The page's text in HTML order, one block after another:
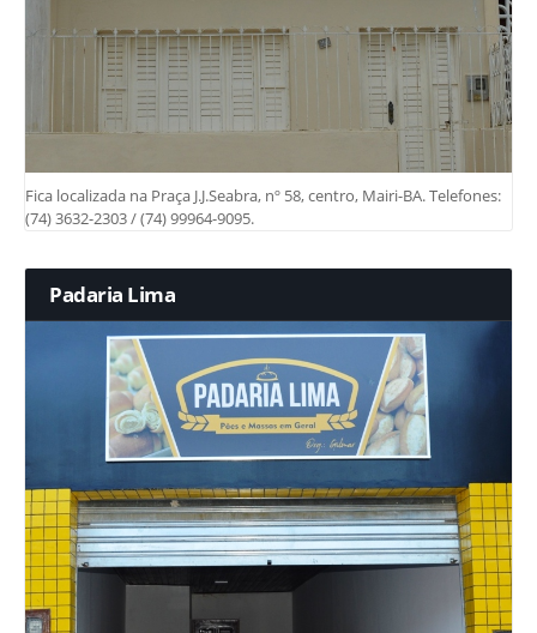
Fica localizada na Praça J.J.Seabra, nº 58, centro, Mairi-BA. Telefones:
(74) 3632-2303 / (74) 99964-9095.
Padaria Lima